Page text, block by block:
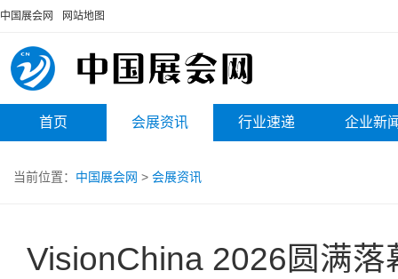
中国展会网 网站地图
首页 会展资讯 行业速递 企业新
当前位置： 中国展会网 > 会展资讯
VisionChina 2026圆满